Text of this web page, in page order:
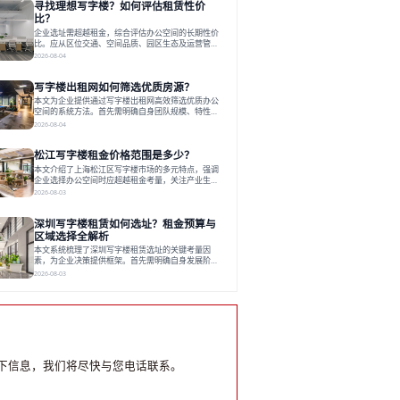
运营方通过空间优化与社群服务，助力企业成长，推
动市场向多元化、高性价比方向发展。近年来，西安
写字楼市场呈现出租金持续调整的态势，这一现象引
发了的广泛关注。作为西部重要
寻找理想写字楼？如何评估租赁性价
比？
企业选址需超越租金，综合评估办公空间的长期性价
比。应从区位交通、空间品质、园区生态及运营管理
四个核心维度权衡财务支出与长期价值回报。理想的
衡。对于许多正在成长或寻求稳定发展的企业而言，
寻找一处合适的办公空间是一项至关重要的决策。这
不仅关系到团队的日常工作效率与协作氛围，更直接
影响着企业的品牌形象、运营成本
2026-08-04
写字楼出租网如何筛选优质房源？
本文为企业提供通过写字楼出租网高效筛选优质办公
空间的系统方法。首先需明确自身团队规模、特性、
预算等核心需求。线上筛选时，应深入解读房源参
背景与持续服务能力。完成线上初选后，必须进行线
下实地验证，核对空间实景、测试设施、感受园区氛
围并确认合同条款，从而做出精确决策。在数字化时
代，写字楼出租网已成为企业寻找
2026-08-04
松江写字楼租金价格范围是多少？
本文介绍了上海松江区写字楼市场的多元特点，强调
企业选择办公空间时应超越租金考量，关注产业生态
与综合服务。文章分析了市场概况、影响空间价值的
建服务生态助力企业成长，建议企业系统评估需求与
长期价值，选择匹配的发展载体。对于许多寻求在上
海松江区设立或扩展办公空间的企业而言，了解该区
域的写字楼市场概况是决策的首先
2026-08-03
深圳写字楼租赁如何选址？租金预算与
区域选择全解析
本文系统梳理了深圳写字楼租赁选址的关键考量因
素，为企业决策提供框架。首先需明确自身发展阶
段、团队规模和文化特质等核心需求。深圳多中心商
业园注重生态与社群，适合文创、科技类企业。评估
2026-08-03
信息，我们将尽快与您电话联系。